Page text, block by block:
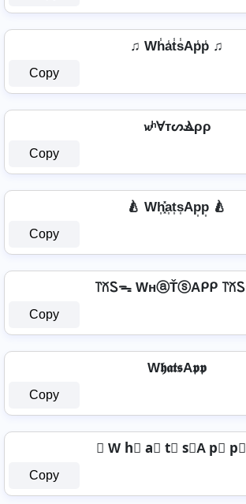
♫ Wh̾a̾t̾s̾Ap̾p̾ ♫
Copy
𝔀ʰⱯтᔕⳚρρ
Copy
🍐 Wh͎͓̽a͎t͎s͎Ap͎p͎ 🍐
Copy
꓅꒽Ꮪᯓ WнⓐŤⓢAᑭᑭ
Copy
W𝖍𝖆𝖙𝖘A𝖕𝖕
Copy
⑉ W h⃣ a⃣ t⃣ s⃣A p⃣
Copy